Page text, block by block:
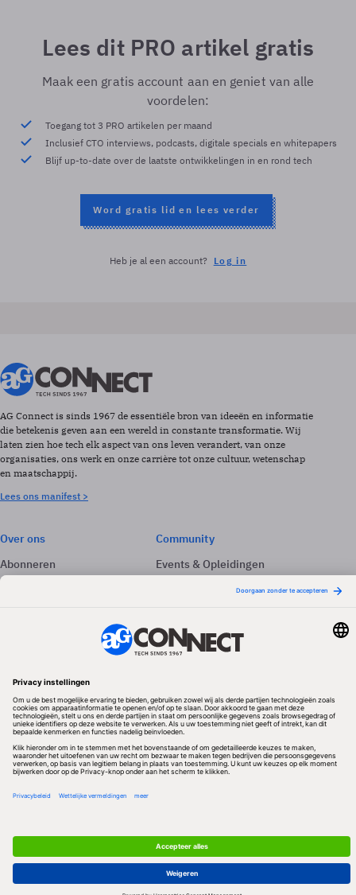
Lees dit PRO artikel gratis
Maak een gratis account aan en geniet van alle
voordelen:
Toegang tot 3 PRO artikelen per maand
Inclusief CTO interviews, podcasts, digitale specials en whitepapers
Blijf up-to-date over de laatste ontwikkelingen in en rond tech
Word gratis lid en lees verder
Heb je al een account? Log in
AG Connect is sinds 1967 de essentiële bron van ideeën en informatie
die betekenis geven aan een wereld in constante transformatie. Wij
laten zien hoe tech elk aspect van ons leven verandert, van onze
organisaties, ons werk en onze carrière tot onze cultuur, wetenschap
en maatschappij.
Lees ons manifest >
Over ons
Abonneren
Adverteren
Community
Events & Opleidingen
Volg ons
Redactionele partner
Algemene Voorwaarden & Copyrights